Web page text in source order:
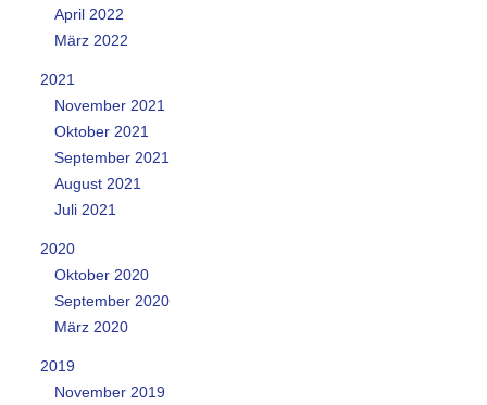
April 2022
März 2022
2021
November 2021
Oktober 2021
September 2021
August 2021
Juli 2021
2020
Oktober 2020
September 2020
März 2020
2019
November 2019